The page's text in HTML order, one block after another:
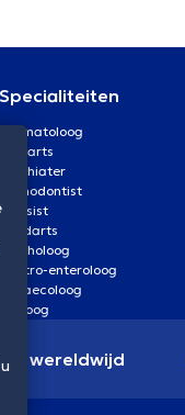
Specialiteiten
Dermatoloog
Oogarts
Psychiater
Orthodontist
Kinesist
Tandarts
Psycholoog
Gastro-enteroloog
Gynaecoloog
Uroloog
wereldwijd